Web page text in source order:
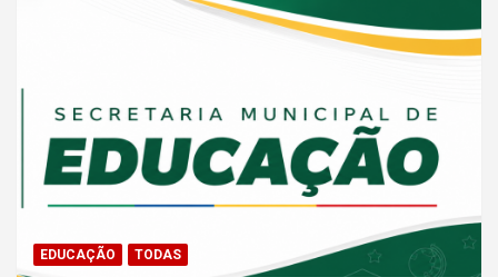
EDUCAÇÃO TODAS